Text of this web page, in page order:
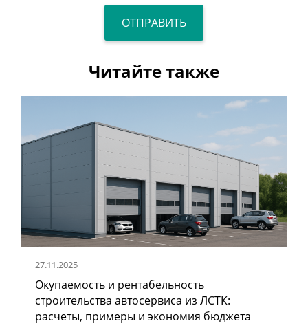
Читайте также
27.11.2025
Окупаемость и рентабельность
строительства автосервиса из ЛСТК:
расчеты, примеры и экономия бюджета